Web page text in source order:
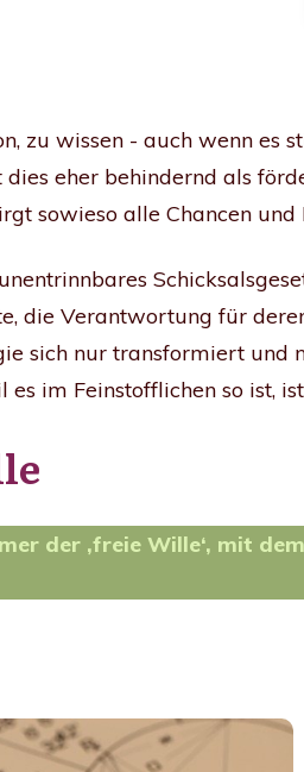
zu wissen - auch wenn es
eher behindernd als
sowieso alle Chancen
die Verantwortung für
sich nur transformiert und
im Feinstofflichen so ist,
der ‚freie Wille‘, mit